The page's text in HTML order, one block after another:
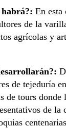
habrá?: En esta
de la
agrícolas y
de tejeduría
de tours donde
de la